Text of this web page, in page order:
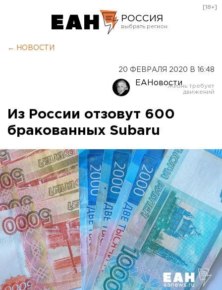
РОССИЯ
Оренбург
[18+]
← НОВОСТИ
20 ФЕВРАЛЯ 2020 В 16:48
ЕАНовости
Из России отзовут 600
бракованных Subaru